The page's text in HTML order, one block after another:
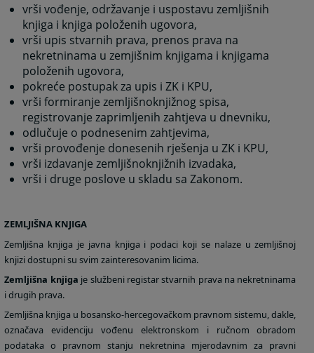
vrši vođenje, održavanje i uspostavu zemljišnih
knjiga i knjiga položenih ugovora,
vrši upis stvarnih prava, prenos prava na
nekretninama u zemjišnim knjigama i knjigama
položenih ugovora,
pokreće postupak za upis i ZK i KPU,
vrši formiranje zemljišnoknjižnog spisa,
registrovanje zaprimljenih zahtjeva u dnevniku,
odlučuje o podnesenim zahtjevima,
vrši provođenje donesenih rješenja u ZK i KPU,
vrši izdavanje zemljišnoknjižnih izvadaka,
vrši i druge poslove u skladu sa Zakonom.
ZEMLJIŠNA KNJIGA
Zemljišna knjiga je javna knjiga i podaci koji se nalaze u zemljišnoj
knjizi dostupni su svim zainteresovanim licima.
Zemljišna knjiga je službeni registar stvarnih prava na nekretninama
i drugih prava.
Zemljišna knjiga u bosansko-hercegovačkom pravnom sistemu, dakle,
označava evidenciju vođenu elektronskom i ručnom obradom
podataka o pravnom stanju nekretnina mjerodavnim za pravni